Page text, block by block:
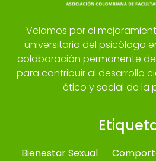
Velamos por el
universitaria del psicólogo
colaboración permanente
para contribuir al desarrollo
ético y social de la
Bienestar Sexual